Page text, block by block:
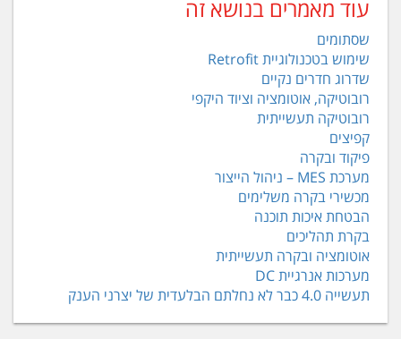
עוד מאמרים בנושא זה
שסתומים
שימוש בטכנולוגיית Retrofit
שדרוג חדרים נקיים
רובוטיקה, אוטומציה וציוד היקפי
רובוטיקה תעשייתית
קפיצים
פיקוד ובקרה
מערכת MES – ניהול הייצור
מכשירי בקרה משלימים
הבטחת איכות תוכנה
בקרת תהליכים
אוטומציה ובקרה תעשייתית
מערכות אנרגיית DC
תעשייה 4.0 כבר לא נחלתם הבלעדית של יצרני הענק